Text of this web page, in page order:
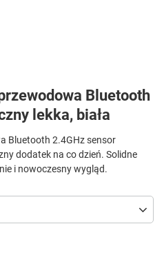
Bluetooth
lekka, biała
Bluetooth 2.4GHz sensor
dodatek na co dzień. Solidne
i nowoczesny wygląd.